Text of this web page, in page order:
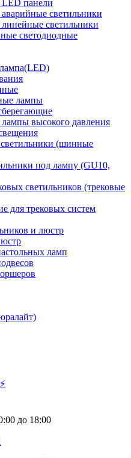
панели
светильники
светильники
светодиодные
лампы
лампы высокого давления
(шинные
под лампу (GU10,
светильников (трековые
для трековых систем
и люстр
ламп
до 18:00